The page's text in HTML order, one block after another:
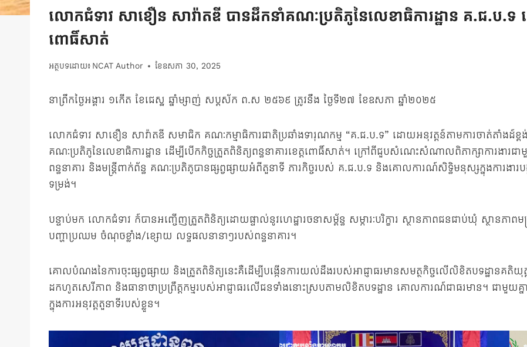
លោកជំទាវ សាខឿន សាវ៉ាតឌី បានដឹកនាំគណៈប្រតិភូនៃលេខាធិការដ្ឋាន គ.ជ.ប.ទ ដើ
ពោធិ៍សាត់
អត្ថបទដោយ៖ NCAT Author ខែ​ឧសភា 30, 2025
នាព្រឹកថ្ងៃអង្គារ ១កើត ខែជេស្ឋ ឆ្នាំម្សាញ់ សប្តស័ក ព.ស ២៥៦៩ ត្រូវនឹង ថ្ងៃទី២៧ ខែឧសភា ឆ្នាំ២០២៥
លោកជំទាវ សាខឿន សាវ៉ាតឌី សមាជិក គណៈកម្មាធិការជាតិប្រឆាំងទារុណកម្ម “គ.ជ.ប.ទ” ដោយអនុវត្តន៍តាមការចាត់តាំងដ៍ខ្
គណៈប្រតិភូនៃលេខាធិការដ្ឋាន ដើម្បីបើកកិច្ចត្រួតពិនិត្យពន្ធនាគារខេត្តពោធិ៍សាត់។ ក្រៅពីជួបសំណេះសំណាលពិភាក្សាការងារ
ពន្ធនាគារ និងមន្រ្តីពាក់ព័ន្ធ គណៈប្រតិភូបានផ្សព្វផ្សាយអំពីតួនាទី ភារកិច្ចរបស់ គ.ជ.ប.ទ និងគោលការណ៍សិទ្ធិមនុស្សក្នុងការងារ
ទម្រង់។
បន្ទាប់មក លោកជំទាវ ក៍បានអញ្ចើញត្រួតពិនិត្យដោយផ្ទាល់នូវហេដ្ឋារចនាសម្ព័ន្ធ សម្ភារៈបរិក្ខារ ស្ថានភាពជនជាប់ឃុំ ស្ថានភ
បញ្ហាប្រឈម ចំណុចខ្លាំង/ខ្សោយ លទ្ធផលនានាៗរបស់ពន្ធនាគារ។
គោលបំណងនៃការចុះផ្សព្វផ្សាយ និងត្រួតពិនិត្យនេះគឺដើម្បីបង្កើនការយល់ដឹងរបស់អាជ្ញាធរមានសមត្ថកិច្ចលើលិខិតបទដ្ឋានគតិយុ
ដកហូតសេរីភាព និងធានាថាប្រព្រឹត្តកម្មរបស់អាជ្ញាធរលើជនទាំងនោះស្របតាមលិខិតបទដ្ឋាន គោលការណ៍ជាធរមាន។ ជាមួយគ្នាន
ក្នុងការអនុវត្តតួនាទីរបស់ខ្លួន។